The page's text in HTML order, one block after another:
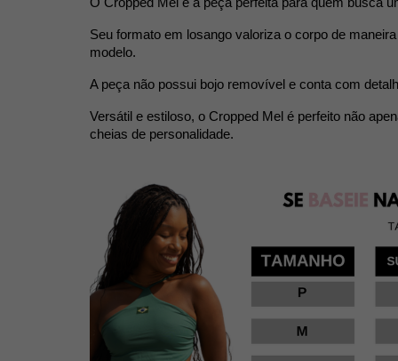
O Cropped Mel é a peça perfeita para quem busca
Seu formato em losango valoriza o corpo de
modelo.
A peça não possui bojo removível e conta com
Versátil e estiloso, o Cropped Mel é perfeito não
cheias de personalidade.